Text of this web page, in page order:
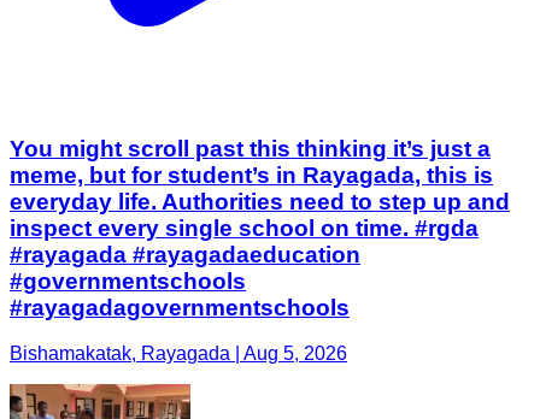
You might scroll past this thinking it’s just a
meme, but for student’s in Rayagada, this is
everyday life. Authorities need to step up and
inspect every single school on time. #rgda
#rayagada #rayagadaeducation
#governmentschools
#rayagadagovernmentschools
Bishamakatak, Rayagada | Aug 5, 2026